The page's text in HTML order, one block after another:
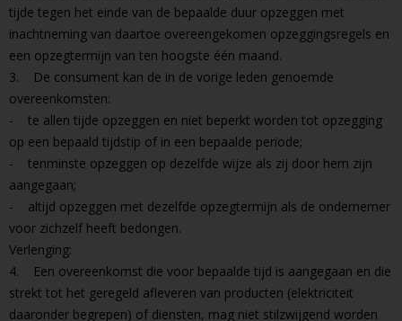
tijde tegen het einde van de bepaalde duur opzeggen met
inachtneming van daartoe overeengekomen opzeggingsregels en
een opzegtermijn van ten hoogste één maand.
3. De consument kan de in de vorige leden genoemde
overeenkomsten:
- te allen tijde opzeggen en niet beperkt worden tot opzegging
op een bepaald tijdstip of in een bepaalde periode;
- tenminste opzeggen op dezelfde wijze als zij door hem zijn
aangegaan;
- altijd opzeggen met dezelfde opzegtermijn als de ondernemer
voor zichzelf heeft bedongen.
Verlenging:
4. Een overeenkomst die voor bepaalde tijd is aangegaan en die
strekt tot het geregeld afleveren van producten (elektriciteit
daaronder begrepen) of diensten, mag niet stilzwijgend worden